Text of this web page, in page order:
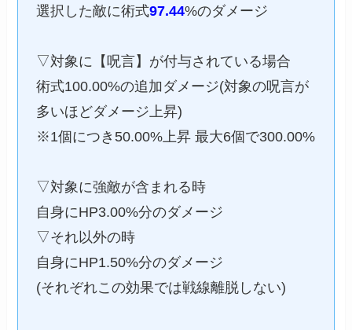
選択した敵に術式97.44%のダメージ
▽対象に【呪言】が付与されている場合
術式100.00%の追加ダメージ(対象の呪言が
多いほどダメージ上昇)
※1個につき50.00%上昇 最大6個で300.00%
▽対象に強敵が含まれる時
自身にHP3.00%分のダメージ
▽それ以外の時
自身にHP1.50%分のダメージ
(それぞれこの効果では戦線離脱しない)